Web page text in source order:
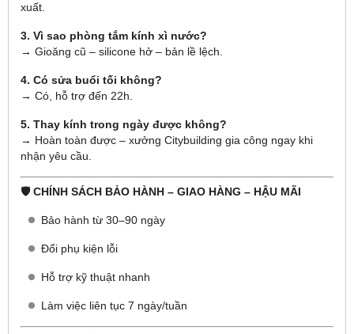
xuất.
3. Vì sao phòng tắm kính xì nước?
→ Gioăng cũ – silicone hở – bản lề lệch.
4. Có sửa buổi tối không?
→ Có, hỗ trợ đến 22h.
5. Thay kính trong ngày được không?
→ Hoàn toàn được – xưởng Citybuilding gia công ngay khi
nhận yêu cầu.
🛡️ CHÍNH SÁCH BẢO HÀNH – GIAO HÀNG – HẬU MÃI
Bảo hành từ 30–90 ngày
Đổi phụ kiện lỗi
Hỗ trợ kỹ thuật nhanh
Làm việc liên tục 7 ngày/tuần